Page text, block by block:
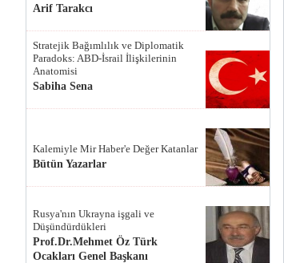
Arif Tarakcı
Stratejik Bağımlılık ve Diplomatik
Paradoks: ABD-İsrail İlişkilerinin
Anatomisi
Sabiha Sena
Kalemiyle Mir Haber'e Değer Katanlar
Bütün Yazarlar
Rusya'nın Ukrayna işgali ve
Düşündürdükleri
Prof.Dr.Mehmet Öz Türk
Ocakları Genel Başkanı